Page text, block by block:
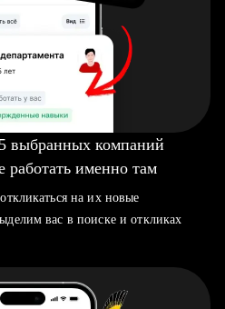
выбранных компаний
работать именно там
на их новые
вас в поиске и откликах